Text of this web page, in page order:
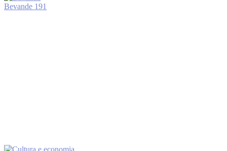
Bevande 191